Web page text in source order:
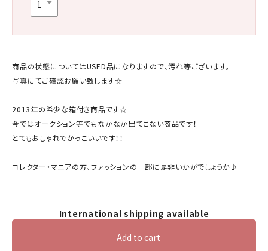
商品の状態についてはUSED品になりますので、汚れ等ございます。
写真にてご確認お願い致します☆
2013年の希少な箱付き商品です☆
今ではオークション等でもなかなか出てこない商品です！
とてもおしゃれでかっこいいです！！
コレクター・マニアの方、ファッションの一部に是非いかがでしょうか♪
International shipping available
Add to cart